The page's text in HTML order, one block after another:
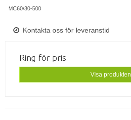
MC60/30-500
Kontakta oss för leveranstid
Ring för pris
Visa produkten